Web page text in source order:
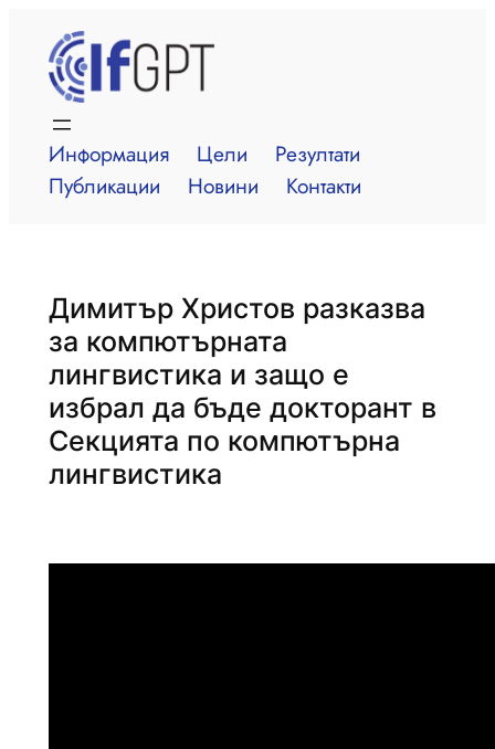
съдържанието
Информация Цели
Резултати
Публикации
Новини Контакти
Димитър Христов разказва
за компютърната
лингвистика и защо е
избрал да бъде докторант в
Секцията по компютърна
лингвистика